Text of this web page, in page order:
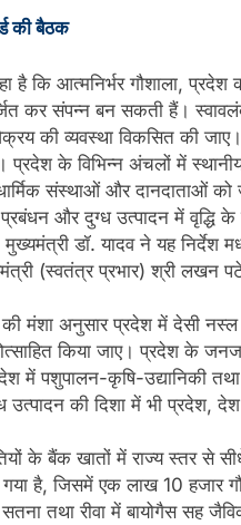
की बैठक
है कि आत्मनिर्भर गौशाला, प्रदेश
कर संपन्न बन सकती हैं।
की व्यवस्था विकसित की
प्रदेश के विभिन्न अंचलों में
संस्थाओं और दानदाताओं
और दुग्ध उत्पादन में वृद्धि के
डॉ. यादव ने यह निर्देश
(स्वतंत्र प्रभार) श्री लखन
की मंशा अनुसार प्रदेश में देसी
किया जाए। प्रदेश के
में पशुपालन-कृषि-उद्यानिकी
की दिशा में भी प्रदेश, देश
के बैंक खातों में राज्य स्तर से
गया है, जिसमें एक लाख 10 हजार
तथा रीवा में बायोगैस सह